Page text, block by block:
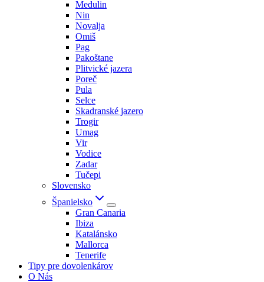
Medulin
Nin
Novalja
Omiš
Pag
Pakoštane
Plitvické jazera
Poreč
Pula
Selce
Skadranské jazero
Trogir
Umag
Vir
Vodice
Zadar
Tučepi
Slovensko
Španielsko
Gran Canaria
Ibiza
Katalánsko
Mallorca
Tenerife
Tipy pre dovolenkárov
O Nás